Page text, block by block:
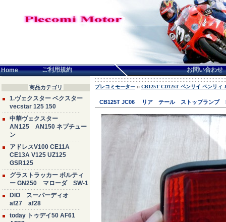
Home ご利用規約 お問い合わせ
商品カテゴリ
1.ヴェクスター ベクスター
vecstar 125 150
中華ヴェクスター
AN125 AN150 ネプチュー
ン
アドレスV100 CE11A
CE13A V125 UZ125
GSR125
グラストラッカー ボルティ
ー GN250 マローダ SW-1
DIO スーパーディオ
af27 af28
today トゥデイ50 AF61
プレコミモーター :: CB125T CD125T ベンリイ ベンリィ
CB125T JC06 リア テール ストップラン